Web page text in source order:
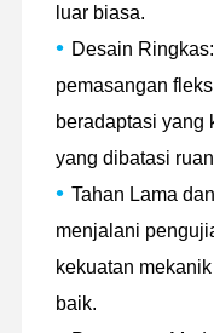
Rumah
luar biasa.
• Desain
pemasangan
beradaptasi yang
yang dibatasi
• Tahan Lama
menjalani
kekuatan
baik.